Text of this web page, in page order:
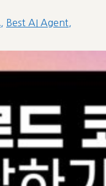
Best AI Agent